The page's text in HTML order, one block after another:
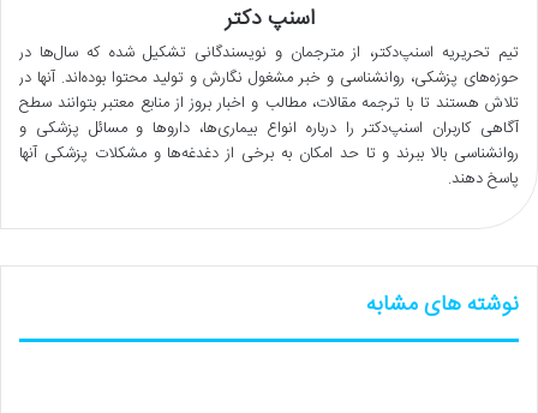
اسنپ دکتر
تیم تحریریه اسنپ‌دکتر، از مترجمان و نویسندگانی تشکیل شده که سال‌ها در
حوزه‌های پزشکی، روانشناسی و خبر مشغول نگارش و تولید محتوا بوده‌اند. آنها در
تلاش هستند تا با ترجمه مقالات، مطالب و اخبار بروز از منابع معتبر بتوانند سطح
آگاهی کاربران اسنپ‌دکتر را درباره انواع بیماری‌ها، داروها و مسائل پزشکی و
روانشناسی بالا ببرند و تا حد امکان به برخی از دغدغه‌ها و مشکلات پزشکی آنها
پاسخ دهند.
نوشته های مشابه